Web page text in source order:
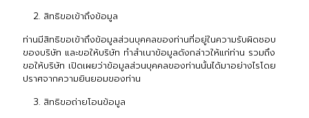
สิทธิขอเข้าถึงข้อมูล
ท่านมีสิทธิขอเข้าถึงข้อมูลส่วนบุคคลของท่านที่อยู่ในความรับผิดชอบ
ของบริษัท และขอให้บริษัท ทำสำเนาข้อมูลดังกล่าวให้แก่ท่าน รวมถึง
ขอให้บริษัท เปิดเผยว่าข้อมูลส่วนบุคคลของท่านนั้นได้มาอย่างไรโดย
ปราศจากความยินยอมของท่าน
สิทธิขอถ่ายโอนข้อมูล